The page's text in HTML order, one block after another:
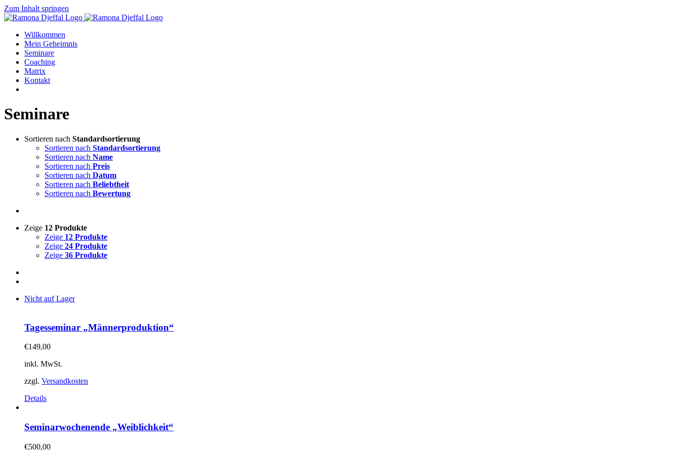
Zum Inhalt springen
Willkommen
Mein Geheimnis
Seminare
Coaching
Matrix
Kontakt
Seminare
Sortieren nach Standardsortierung
Sortieren nach Standardsortierung
Sortieren nach Name
Sortieren nach Preis
Sortieren nach Datum
Sortieren nach Beliebtheit
Sortieren nach Bewertung
Zeige 12 Produkte
Zeige 12 Produkte
Zeige 24 Produkte
Zeige 36 Produkte
Nicht auf Lager
Tagesseminar „Männerproduktion“
€149,00
inkl. MwSt.
zzgl. Versandkosten
Details
Seminarwochenende „Weiblichkeit“
€500,00